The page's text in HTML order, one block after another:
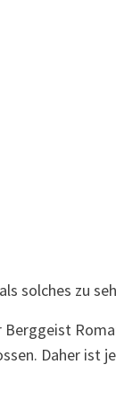
solches zu
Daher ist